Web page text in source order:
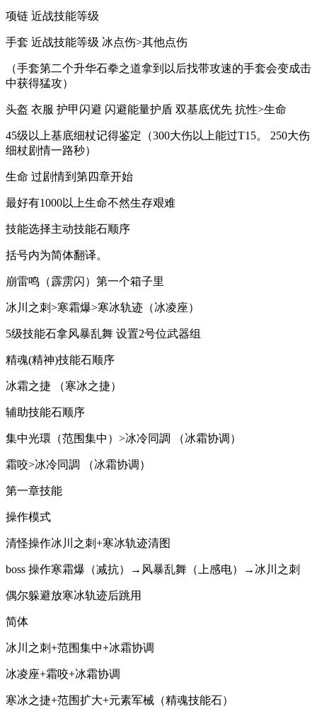
项链 近战技能等级
手套 近战技能等级 冰点伤>其他点伤
（手套第二个升华石拳之道拿到以后找带攻速的手套会变成击
中获得猛攻）
头盔 衣服 护甲闪避 闪避能量护盾 双基底优先 抗性>生命
45级以上基底细杖记得鉴定（300大伤以上能过T15。 250大伤
细杖剧情一路秒）
生命 过剧情到第四章开始
最好有1000以上生命不然生存艰难
技能选择主动技能石顺序
括号内为简体翻译。
崩雷鸣（霹雳闪）第一个箱子里
冰川之刺>寒霜爆>寒冰轨迹（冰凌座）
5级技能石拿风暴乱舞 设置2号位武器组
精魂(精神)技能石顺序
冰霜之捷 （寒冰之捷）
辅助技能石顺序
集中光環（范围集中）>冰冷同調 （冰霜协调）
霜咬>冰冷同調 （冰霜协调）
第一章技能
操作模式
清怪操作冰川之刺+寒冰轨迹清图
boss 操作寒霜爆（减抗）→风暴乱舞（上感电）→冰川之刺
偶尔躲避放寒冰轨迹后跳用
简体
冰川之刺+范围集中+冰霜协调
冰凌座+霜咬+冰霜协调
寒冰之捷+范围扩大+元素军械（精魂技能石）